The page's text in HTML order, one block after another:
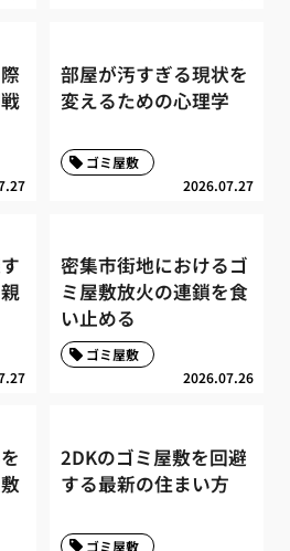
部屋が汚すぎる現状を
変えるための心理学
2026.07.27
ゴミ屋敷
密集市街地におけるゴ
ミ屋敷放火の連鎖を食
い止める
2026.07.26
ゴミ屋敷
2DKのゴミ屋敷を回避
する最新の住まい方
ゴミ屋敷